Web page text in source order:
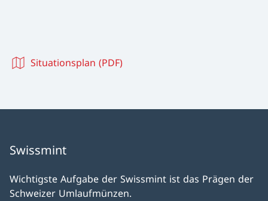
Situationsplan (PDF)
Swissmint
Wichtigste Aufgabe der Swissmint ist das Prägen der
Schweizer Umlaufmünzen.